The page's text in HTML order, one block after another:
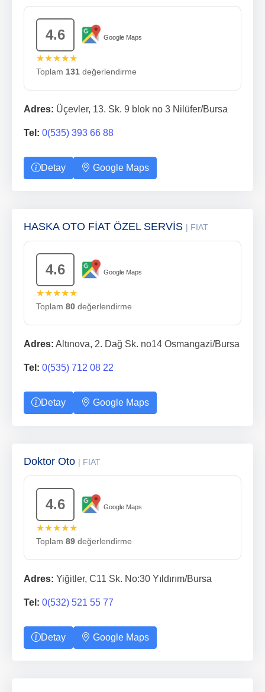
4.6 Google Maps
★★★★★
Toplam 131 değerlendirme
Adres: Üçevler, 13. Sk. 9 blok no 3 Nilüfer/Bursa
Tel: 0(535) 393 66 88
Detay Google Maps
HASKA OTO FİAT ÖZEL SERVİS | FIAT
4.6 Google Maps
★★★★★
Toplam 80 değerlendirme
Adres: Altınova, 2. Dağ Sk. no14 Osmangazi/Bursa
Tel: 0(535) 712 08 22
Detay Google Maps
Doktor Oto | FIAT
4.6 Google Maps
★★★★★
Toplam 89 değerlendirme
Adres: Yiğitler, C11 Sk. No:30 Yıldırım/Bursa
Tel: 0(532) 521 55 77
Detay Google Maps